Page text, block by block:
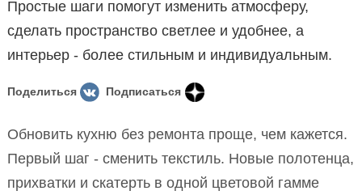
Простые шаги помогут изменить атмосферу,
сделать пространство светлее и удобнее, а
интерьер - более стильным и индивидуальным.
Поделиться Подписаться
Обновить кухню без ремонта проще, чем кажется.
Первый шаг - сменить текстиль. Новые полотенца,
прихватки и скатерть в одной цветовой гамме